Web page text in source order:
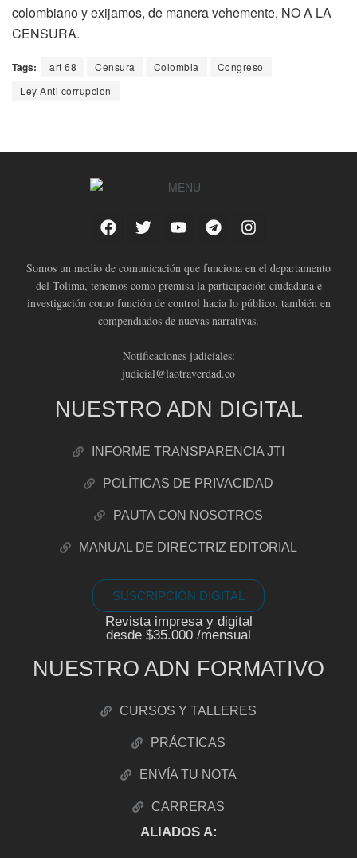
colombiano y exijamos, de manera vehemente, NO A LA
CENSURA.
Tags: art 68 Censura Colombia
Congreso
Ley Anti corrupcion
Somos un medio de comunicación que funciona en el departamento
del Tolima, tenemos como premisa la participación ciudadana e
investigación como función de control hacia lo público, también en
compendiados de nuevas narrativas.
Notificaciones judiciales:
judicial@laotraverdad.co
NUESTRO ADN DIGITAL
INFORME TRANSPARENCIA JTI
POLÍTICAS DE PRIVACIDAD
PAUTA CON NOSOTROS
MANUAL DE DIRECTRIZ EDITORIAL
SUSCRIPCIÓN DIGITAL
Revista impresa y digital
desde $35.000 /mensual
NUESTRO ADN FORMATIVO
CURSOS Y TALLERES
PRÁCTICAS
ENVÍA TU NOTA
CARRERAS
ALIADOS A: